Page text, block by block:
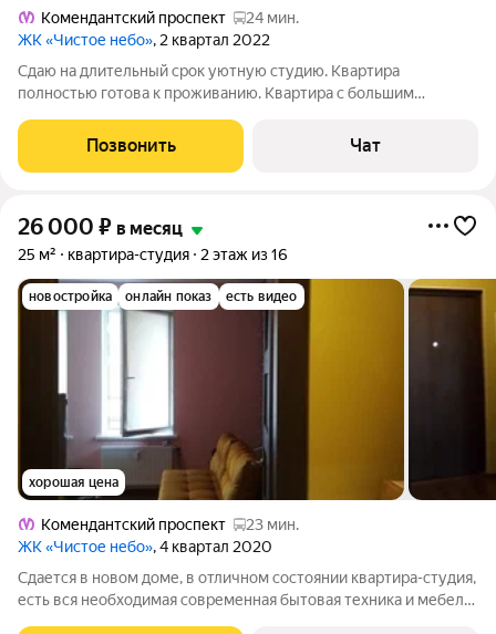
Комендантский проспект
24 мин.
ЖК «Чистое небо», 2 квартал 2022
Сдаю на длительный срок уютную студию. Квартира
полностью готова к проживанию. Квартира с большим
В квартире есть вся необходимая мебель, посуда, постельные
принадлежности. Вся бытовая
Позвонить Чат
26 000 ₽ в месяц
25 м² квартира-студия 2 этаж из 16
новостройка онлайн показ есть видео
хорошая цена
Комендантский проспект
23 мин.
ЖК «Чистое небо», 4 квартал 2020
Сдается в новом доме, в отличном состоянии квартира-студия,
есть вся необходимая современная бытовая техника и мебель.